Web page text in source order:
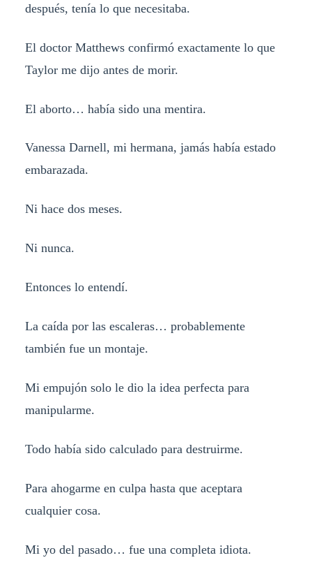
después, tenía lo que necesitaba.
El doctor Matthews confirmó exactamente lo que
Taylor me dijo antes de morir.
El aborto… había sido una mentira.
Vanessa Darnell, mi hermana, jamás había estado
embarazada.
Ni hace dos meses.
Ni nunca.
Entonces lo entendí.
La caída por las escaleras… probablemente
también fue un montaje.
Mi empujón solo le dio la idea perfecta para
manipularme.
Todo había sido calculado para destruirme.
Para ahogarme en culpa hasta que aceptara
cualquier cosa.
Mi yo del pasado… fue una completa idiota.